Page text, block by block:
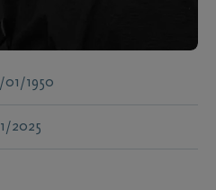
01/1950
2025